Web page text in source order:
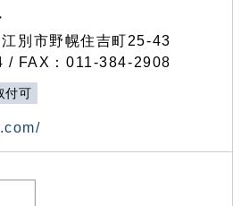
別市野幌住吉町25-43
/ FAX：011-384-2908
付可